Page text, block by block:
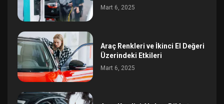
Mart 6, 2025
Araç Renkleri ve İkinci El Değeri
Üzerindeki Etkileri
Mart 6, 2025